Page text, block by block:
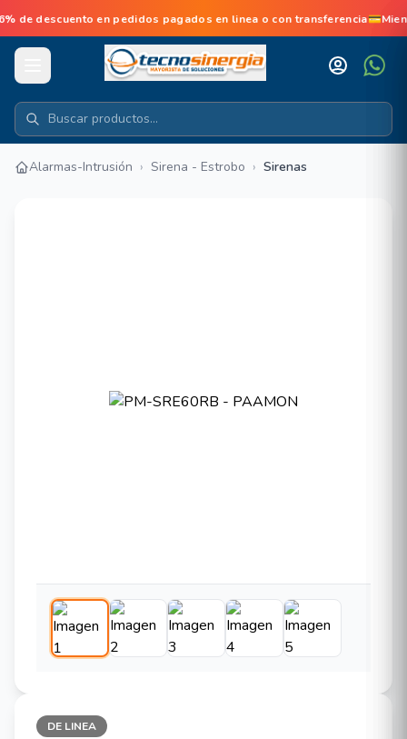
de descuento en pedidos pagados en linea o con
Alarmas-Intrusión › Sirena - Estrobo › Sirenas
DE LINEA